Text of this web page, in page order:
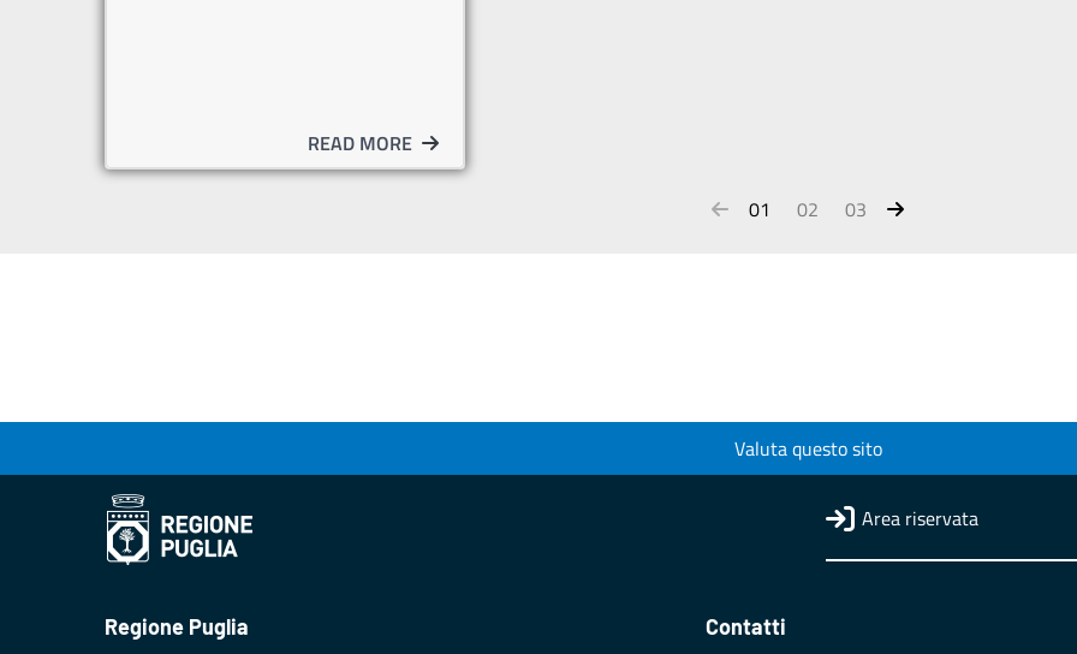
READ MORE
01 02 03
Valuta questo sito
Area riservata
Regione Puglia Contatti